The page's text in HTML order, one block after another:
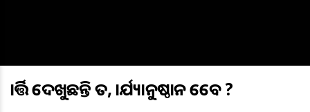
କାର୍ତ୍ତିକ ଦେଖୁଛନ୍ତି ତ, କାର୍ଯ୍ୟାନୁଷ୍ଠାନ କେବେ ?